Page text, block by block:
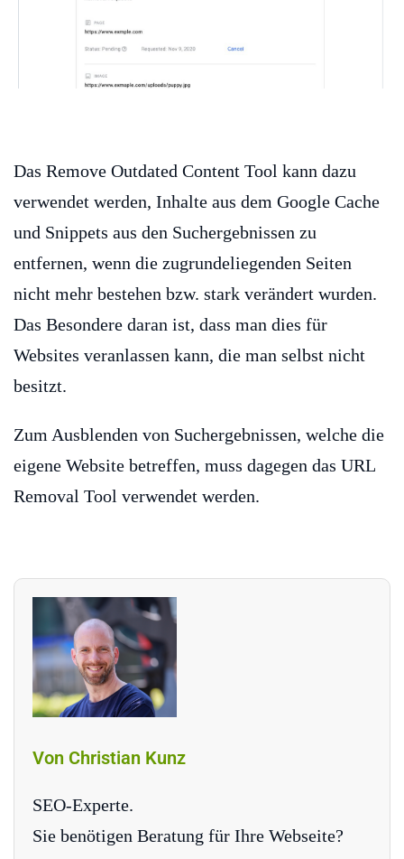
Das Remove Outdated Content Tool kann dazu
verwendet werden, Inhalte aus dem Google Cache
und Snippets aus den Suchergebnissen zu
entfernen, wenn die zugrundeliegenden Seiten
nicht mehr bestehen bzw. stark verändert wurden.
Das Besondere daran ist, dass man dies für
Websites veranlassen kann, die man selbst nicht
besitzt.
Zum Ausblenden von Suchergebnissen, welche die
eigene Website betreffen, muss dagegen das URL
Removal Tool verwendet werden.
Von Christian Kunz
SEO-Experte.
Sie benötigen Beratung für Ihre Webseite?